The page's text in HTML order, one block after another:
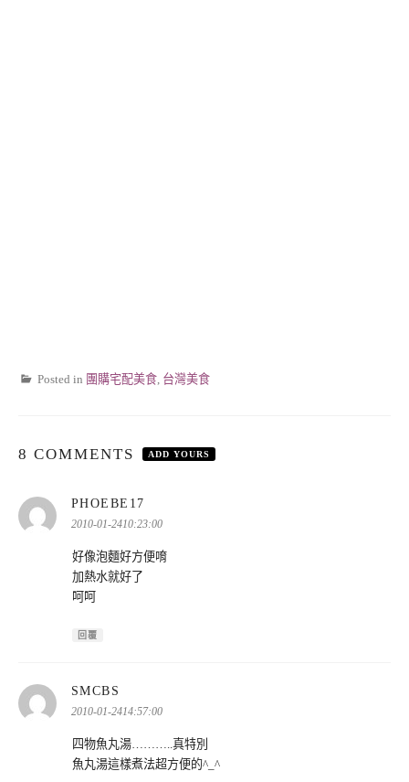
Posted in 團購宅配美食 台灣美食
8 COMMENTS ADD YOURS
PHOEBE17
示:
2010-01-2410:23:00
好像泡麵好方便唷
加熱水就好了
呵呵
回覆
SMCBS
示:
2010-01-2414:57:00
四物魚丸湯………..真特別
魚丸湯這樣煮法超方便的^_^